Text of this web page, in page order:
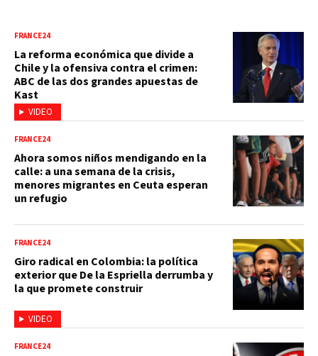
VIDEO
FRANCE24
La reforma económica que divide a
Chile y la ofensiva contra el crimen:
ABC de las dos grandes apuestas de
Kast
FRANCE24
Ahora somos niños mendigando en la
calle: a una semana de la crisis,
menores migrantes en Ceuta esperan
un refugio
VIDEO
FRANCE24
Giro radical en Colombia: la política
exterior que De la Espriella derrumba y
la que promete construir
FRANCE24